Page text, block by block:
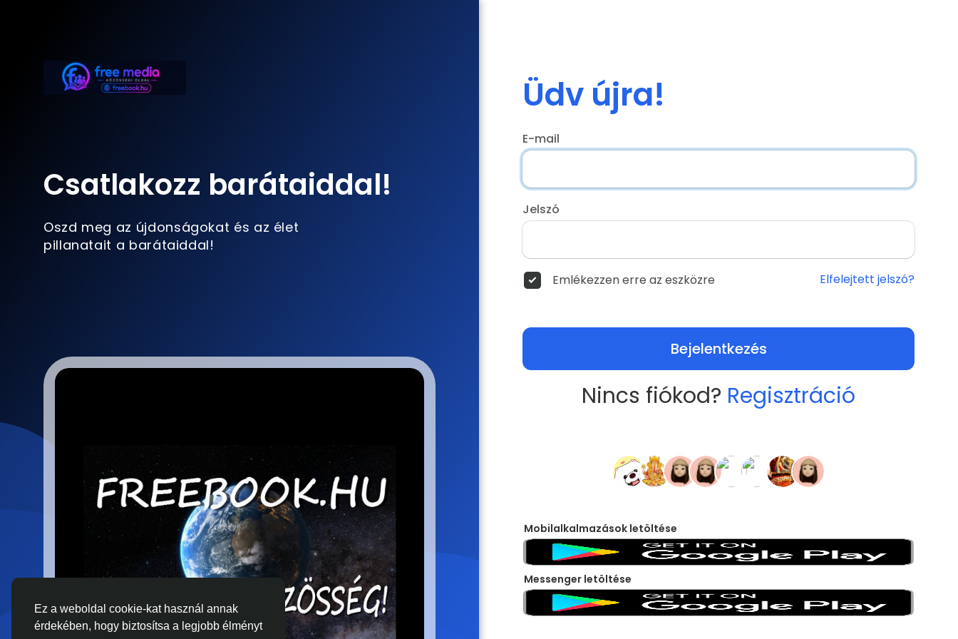
Ez a weboldal cookie-kat használ annak
érdekében, hogy biztosítsa a legjobb élményt
Csatlakozz barátaiddal!
Oszd meg az újdonságokat és az élet
pillanatait a barátaiddal!
Üdv újra!
E-mail
Jelszó
Emlékezzen erre az eszközre Elfelejtett jelszó?
Bejelentkezés
Nincs fiókod? Regisztráció
Mobilalkalmazások letöltése
Messenger letöltése